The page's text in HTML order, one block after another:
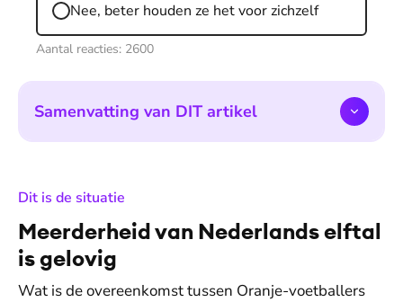
Nee, beter houden ze het voor zichzelf
Aantal reacties: 2600
Samenvatting van DIT artikel
Dit is de situatie
Meerderheid van Nederlands elftal
is gelovig
Wat is de overeenkomst tussen Oranje-voetballers